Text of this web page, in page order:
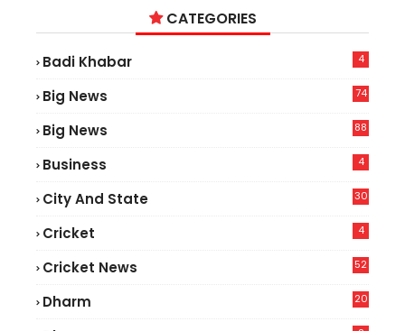
CATEGORIES
Badi Khabar 4
Big News
74
Big News
88
Business 4
City And State 30
Cricket 4
Cricket News
52
Dharm 20